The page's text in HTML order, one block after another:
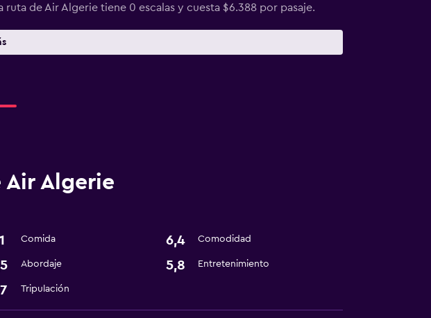
de Air Algerie tiene 0 escalas y cuesta $6.388 por pasaje.
Air Algerie
Comida 6,4 Comodidad
Abordaje 5,8 Entretenimiento
Tripulación